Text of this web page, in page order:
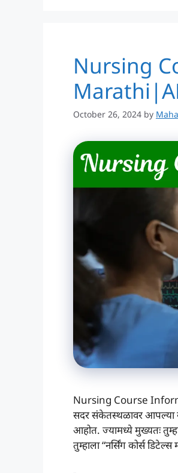
Nursing
October 26, 2024 by
Nursing Course
सदर संकेतस्थळावर आपल्या
आहोत. ज्यामध्ये मुख्यतः
तुम्हाला “नर्सिंग कोर्स